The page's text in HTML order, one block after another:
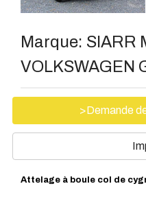
Marque: SIARR
VOLKSWAGEN
>Demande
Attelage à boule col de